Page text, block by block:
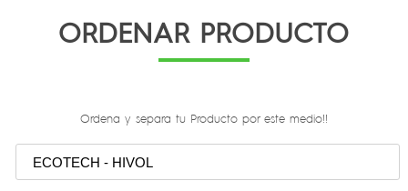
ORDENAR PRODUCTO
Ordena y separa tu Producto por este medio!!